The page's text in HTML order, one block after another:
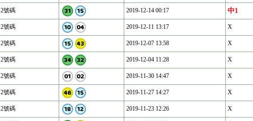
2號碼 2019-12-14 00:17 中1
2號碼 2019-12-11 13:17 X
2號碼 2019-12-07 13:58 X
2號碼 2019-12-04 11:28 X
2號碼 2019-11-30 14:47 X
2號碼 2019-11-27 14:27 X
2號碼 2019-11-23 12:26 X